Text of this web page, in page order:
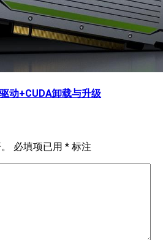
动+CUDA卸载与升级
必填项已用 * 标注